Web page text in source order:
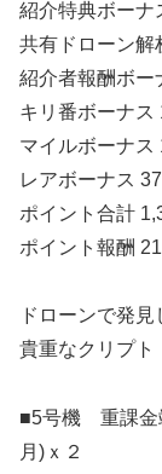
紹介特典ボーナ
共有ドローン解
紹介者報酬ボー
キリ番ボーナス
マイルボーナス
レアボーナス
ポイント合計
ポイント報酬
ドローンで発
貴重なクリプト
■5号機 重課金
月)ｘ２